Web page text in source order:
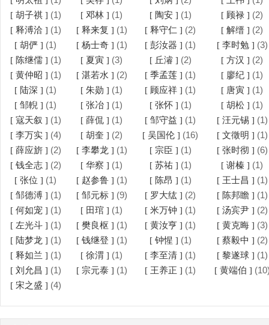
[ 胡子祺 ] (1) [ 邓林 ] (1) [ 陶安 ] (1) [ 顾禄 ] (2)
[ 释溥洽 ] (1) [ 释来复 ] (1) [ 释守仁 ] (2) [ 解缙 ] (2)
[ 胡俨 ] (1) [ 杨士奇 ] (1) [ 彭汝器 ] (1) [ 李时勉 ] (3)
[ 陈继儒 ] (1) [ 夏寅 ] (3) [ 丘濬 ] (2) [ 方汉 ] (2)
[ 黄仲昭 ] (1) [ 湛若水 ] (2) [ 季孟莲 ] (1) [ 廖纪 ] (1)
[ 陆深 ] (1) [ 朱勋 ] (1) [ 顾应祥 ] (1) [ 唐寅 ] (1)
[ 邹輗 ] (1) [ 张冶 ] (1) [ 张怀 ] (1) [ 胡松 ] (1)
[ 寇天叙 ] (1) [ 薛侃 ] (1) [ 邹守益 ] (1) [ 汪元锡 ] (1)
[ 李万实 ] (4) [ 胡奎 ] (2) [ 吴国伦 ] (16) [ 文徵明 ] (1)
[ 薛应旂 ] (2) [ 李攀龙 ] (1) [ 宗臣 ] (1) [ 张时彻 ] (6)
[ 钱全志 ] (2) [ 华察 ] (1) [ 苏祐 ] (1) [ 谢榛 ] (1)
[ 张位 ] (1) [ 赵参鲁 ] (1) [ 陈昂 ] (1) [ 王士昌 ] (1)
[ 邹德溥 ] (1) [ 邹元标 ] (9) [ 罗大纮 ] (2) [ 陈邦瞻 ] (1)
[ 何如宠 ] (1) [ 田琯 ] (1) [ 米万钟 ] (1) [ 汤宾尹 ] (2)
[ 左光斗 ] (1) [ 樊良枢 ] (1) [ 黄汝亨 ] (1) [ 黄克晦 ] (3)
[ 陆梦龙 ] (1) [ 钱继登 ] (1) [ 钟惺 ] (1) [ 蔡毅中 ] (2)
[ 释如兰 ] (1) [ 徐渭 ] (1) [ 李至清 ] (1) [ 黎遂球 ] (1)
[ 刘允昌 ] (1) [ 宗元泰 ] (1) [ 王养正 ] (1) [ 黄端伯 ]
[ 宋之盛 ] (4)